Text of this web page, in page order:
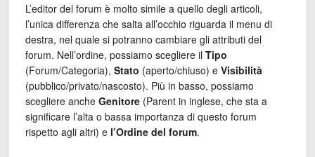
L’editor del forum è molto simile a quello degli articoli,
l’unica differenza che salta all’occhio riguarda il menu di
destra, nel quale si potranno cambiare gli attributi del
forum. Nell’ordine, possiamo scegliere il Tipo
(Forum/Categoria), Stato (aperto/chiuso) e Visibilità
(pubblico/privato/nascosto). Più in basso, possiamo
scegliere anche Genitore(Parent in inglese, che sta a
significare l’alta o bassa importanza di questo forum
rispetto agli altri) e l’Ordine del forum.